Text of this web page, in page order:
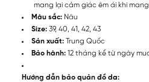
mang lại cảm giác êm ái khi
Màu sắc: Nâu
Size: 39, 40, 41, 42, 43
Sản xuất: Trung Quốc
Bảo hành: 12 tháng kể từ ngày
Hướng dẫn bảo quản đồ da: